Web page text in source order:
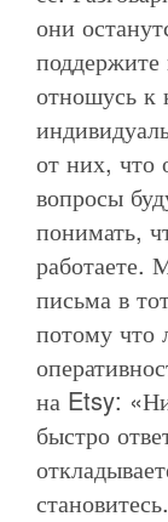
они
отношусь к
от них, что
вопросы
понимать,
работаете.
письма в
потому
на Etsy:
быстро
становитесь.